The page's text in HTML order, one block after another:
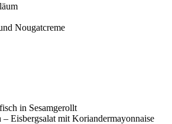
Nougatcreme
in Sesamgerollt
Eisbergsalat mit Koriandermayonnaise